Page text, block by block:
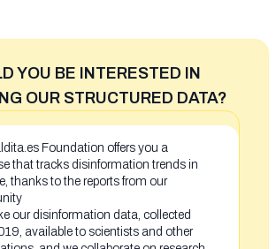
YOU BE INTERESTED IN
OUR STRUCTURED DATA?
Foundation offers you a
that tracks disinformation trends in
thanks to the reports from our
our disinformation data, collected
available to scientists and other